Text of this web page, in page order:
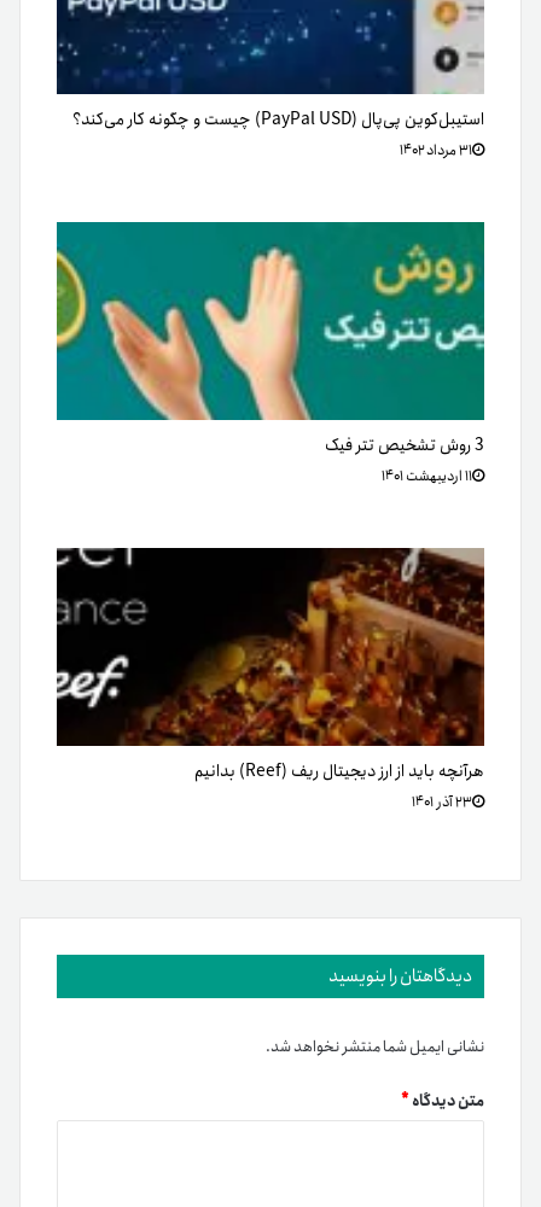
استیبل‌کوین پی‌پال (PayPal USD) چیست و چگونه کار می‌کند؟
۳۱ مرداد ۱۴۰۲
3 روش تشخیص تتر فیک
۱۱ اردیبهشت ۱۴۰۱
هرآنچه باید از ارز دیجیتال ریف (Reef) بدانیم
۲۳ آذر ۱۴۰۱
دیدگاهتان را بنویسید
نشانی ایمیل شما منتشر نخواهد شد.
متن دیدگاه*